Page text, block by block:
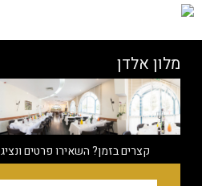
מלון אלדן
קצרים בזמן? השאירו פרטים ונציג